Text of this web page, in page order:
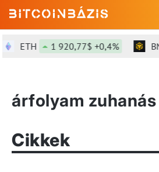
ETH 1 920,77$ +0,4%
árfolyam
Cikkek